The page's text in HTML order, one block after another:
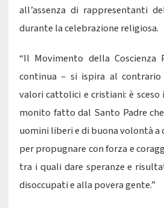
all’assenza di rappresentanti
durante la celebrazione religiosa.
“Il Movimento della Coscienza
continua – si ispira al
valori cattolici e cristiani: è
monito fatto dal Santo Padre
uomini liberi e di buona volontà
per propugnare con forza e
tra i quali dare speranze e
disoccupati e alla povera gente.”